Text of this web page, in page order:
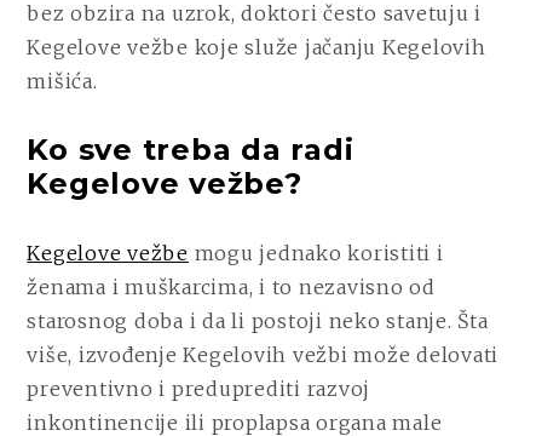
bez obzira na uzrok, doktori često savetuju i
Kegelove vežbe koje služe jačanju Kegelovih
mišića.
Ko sve treba da radi
Kegelove vežbe?
Kegelove vežbe mogu jednako koristiti i
ženama i muškarcima, i to nezavisno od
starosnog doba i da li postoji neko stanje. Šta
više, izvođenje Kegelovih vežbi može delovati
preventivno i preduprediti razvoj
inkontinencije ili proplapsa organa male